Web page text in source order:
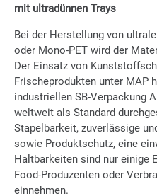
mit ultradünnen Trays
Bei der Herstellung von
oder Mono-PET wird der
Der Einsatz von
Frischeprodukten unter MAP
industriellen SB-Verpackung
weltweit als Standard
Stapelbarkeit, zuverlässige
sowie Produktschutz, eine
Haltbarkeiten sind nur einige
Food-Produzenten oder
einnehmen.